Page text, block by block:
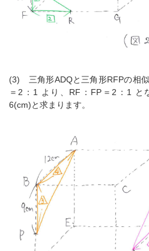
(3) 三角形ADQと三角形RFPの相
＝2：1 より、RF：FP＝2：1 と
6(cm)と求まります。